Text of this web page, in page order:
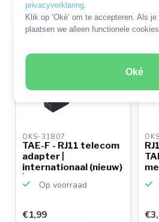
privacyverklaring.
Klik op ‘Oké’ om te accepteren. Als
plaatsen we alleen functionele
Oké
OKS-31807
TAE-F - RJ11 telecom
adapter |
internationaal (nieuw)
| z...
Op voorraad
€1,99